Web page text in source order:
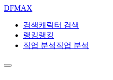
DFMAX
검색캐릭터 검색
랭킹랭킹
직업 분석직업 분석